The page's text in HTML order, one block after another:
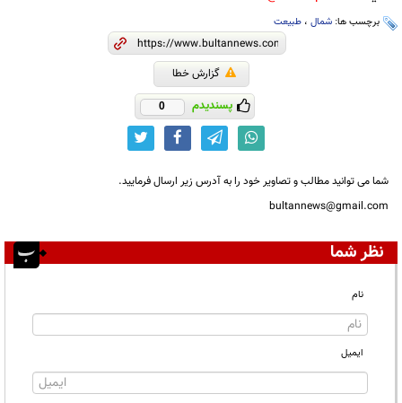
برچسب ها: شمال ، طبیعت
گزارش خطا
پسندیدم 0
شما می توانید مطالب و تصاویر خود را به آدرس زیر ارسال فرمایید.
bultannews@gmail.com
نظر شما
نام
ایمیل